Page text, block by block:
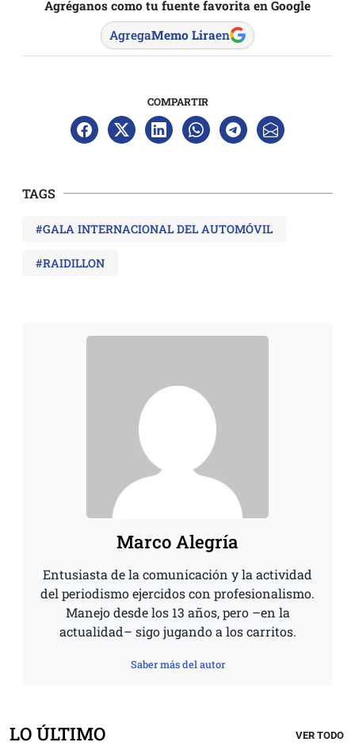
Agréganos como tu fuente favorita en Google
AgregaMemo Liraen
COMPARTIR
TAGS
#GALA INTERNACIONAL DEL AUTOMÓVIL
#RAIDILLON
Marco Alegría
Entusiasta de la comunicación y la actividad
del periodismo ejercidos con profesionalismo.
Manejo desde los 13 años, pero –en la
actualidad– sigo jugando a los carritos.
Saber más del autor
LO ÚLTIMO VER TODO